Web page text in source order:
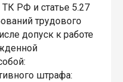
ТК РФ и статье 5.27
трудового
допуск к работе
штрафа: